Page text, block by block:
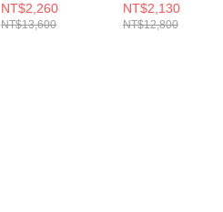
NT$2,260
NT$13,600
NT$2,130
NT$12,800